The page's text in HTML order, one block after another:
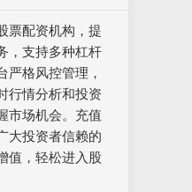
票配资机构，提
，支持多种杠杆
严格风控管理，
行情分析和投资
市场机会。充值
大投资者信赖的
值，轻松进入股